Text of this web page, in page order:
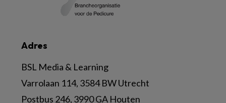
Adres
BSL Media & Learning
Varrolaan 114, 3584 BW Utrecht
Postbus 246, 3990 GA Houten